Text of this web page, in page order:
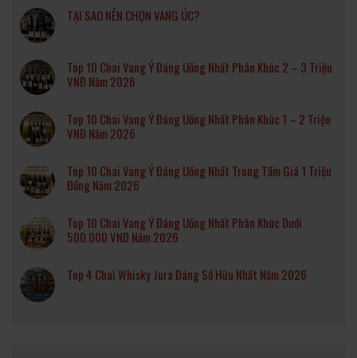
TẠI SAO NÊN CHỌN VANG ÚC?
Top 10 Chai Vang Ý Đáng Uống Nhất Phân Khúc 2 – 3 Triệu
VNĐ Năm 2026
Top 10 Chai Vang Ý Đáng Uống Nhất Phân Khúc 1 – 2 Triệu
VNĐ Năm 2026
Top 10 Chai Vang Ý Đáng Uống Nhất Trong Tầm Giá 1 Triệu
Đồng Năm 2026
Top 10 Chai Vang Ý Đáng Uống Nhất Phân Khúc Dưới
500.000 VNĐ Năm 2026
Top 4 Chai Whisky Jura Đáng Sở Hữu Nhất Năm 2026